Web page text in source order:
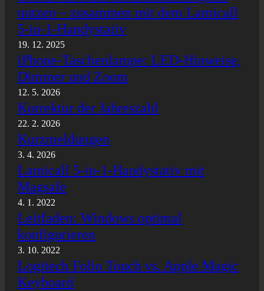
nutzen – zusammen mit dem Lamicall
5-in-1-Handystativ
19. 12. 2025
iPhone-Taschenlampe: LED-Hinweise,
Dimmer und Zoom
12. 5. 2026
Korrektur der Jahreszahl
22. 2. 2026
Kurzmeldungen
3. 4. 2026
Lamicall 5-in-1-Handystativ mit
Magsafe
4. 1. 2022
Leitfaden: Windows optimal
konfigurieren
3. 10. 2022
Logitech Folio Touch vs. Apple Magic
Keyboard